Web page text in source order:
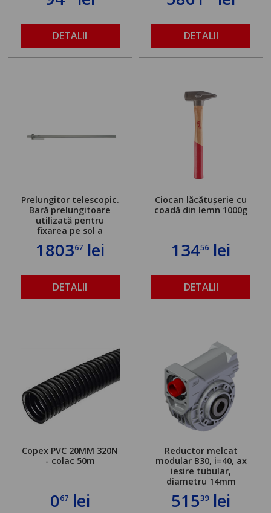
DETALII DETALII
Prelungitor telescopic.
Bară prelungitoare
utilizată pentru
fixarea pe sol a
găurit în locul
maximă admisă de 500
kg și înălțime reglabilă
de la 1,8 la 2,9 m
180367lei
DETALII
Ciocan lăcătușerie cu
coadă din lemn 1000g
13456 lei
DETALII
Copex PVC 20MM 320N
- colac 50m
067lei
Reductor melcat
modular B30, i=40, ax
iesire tubular,
diametru 14mm
51539lei